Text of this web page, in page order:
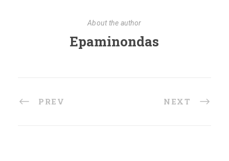
About the author
Epaminondas
PREV NEXT